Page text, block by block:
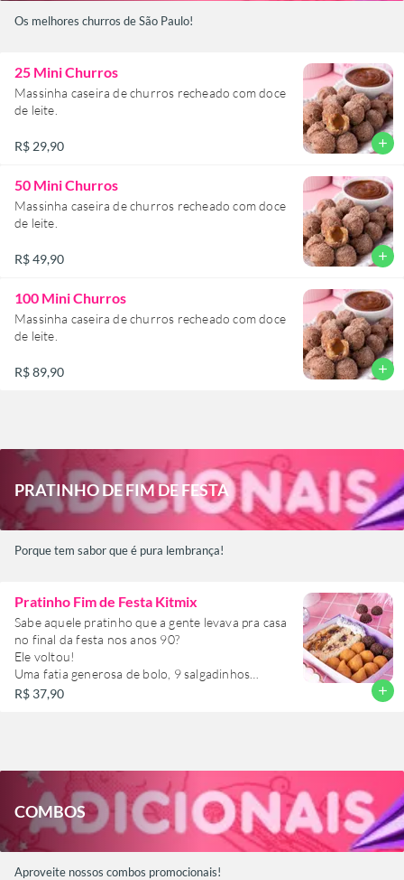
Os melhores churros de São Paulo!
25 Mini Churros
Massinha caseira de churros recheado com doce
de leite.
R$ 29,90 add
50 Mini Churros
Massinha caseira de churros recheado com doce
de leite.
R$ 49,90 add
100 Mini Churros
Massinha caseira de churros recheado com doce
de leite.
R$ 89,90 add
PRATINHO DE FIM DE FESTA
Porque tem sabor que é pura lembrança!
Pratinho Fim de Festa Kitmix
Sabe aquele pratinho que a gente levava pra casa
no final da festa nos anos 90?
Ele voltou!
Uma fatia generosa de bolo, 9 salgadinhos
clássicos e 3 brigadeiros e 1 bala de coco que vão
R$ 37,90 add
COMBOS
Aproveite nossos combos promocionais!